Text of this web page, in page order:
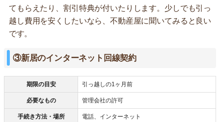
てもらえたり、割引特典が付いたりします。少しでも引っ
越し費用を安くしたいなら、不動産屋に聞いてみると良い
です。
③新居のインターネット回線契約
期限の目安 引っ越しの1ヶ月前
必要なもの 管理会社の許可
手続き方法・場所 電話、インターネット